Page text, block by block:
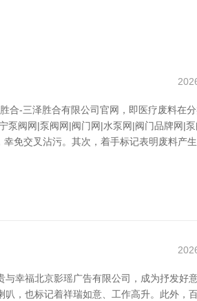
合-三泽胜合有限公司官网，即医疗废料在
泵阀网|泵阀网|阀门网|水泵网|阀门品牌网|
免交叉沾污。其次，着手标记表明废料产
幸福北京影瑶广告有限公司，成为抒发好
，也标记着祥瑞如意、工作高升。此外，